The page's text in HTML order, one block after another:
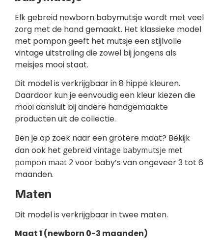
Elk gebreid newborn babymutsje wordt met veel
zorg met de hand gemaakt. Het klassieke model
met pompon geeft het mutsje een stijlvolle
vintage uitstraling die zowel bij jongens als
meisjes mooi staat.
Dit model is verkrijgbaar in 8 hippe kleuren.
Daardoor kun je eenvoudig een kleur kiezen die
mooi aansluit bij andere handgemaakte
producten uit de collectie.
Ben je op zoek naar een grotere maat? Bekijk
dan ook het gebreid vintage babymutsje met
pompon maat 2 voor baby’s van ongeveer 3 tot 6
maanden.
Maten
Dit model is verkrijgbaar in twee maten.
Maat 1 (newborn 0-3 maanden)